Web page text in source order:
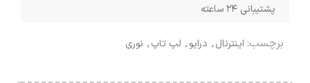
پشتیبانی ۲۴ ساعته
برچسب: اینترنال, درایو, لپ تاپ, نوری